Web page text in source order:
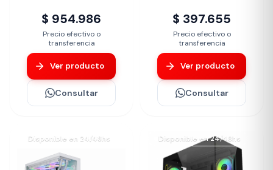
$ 954.986
Precio efectivo o
transferencia
Ver producto
Consultar
$ 397.655
Precio efectivo o
transferencia
Ver producto
Consultar
Disponible en 24/48hs Disponible en 24/48hs